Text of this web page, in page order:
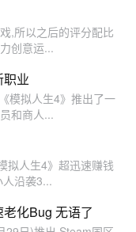
,所以之后的评分配比
创意运...
职业
模拟人生4》推出了一
和商人...
拟人生4》超迅速赚钱
沿袭3...
化Bug 无语了